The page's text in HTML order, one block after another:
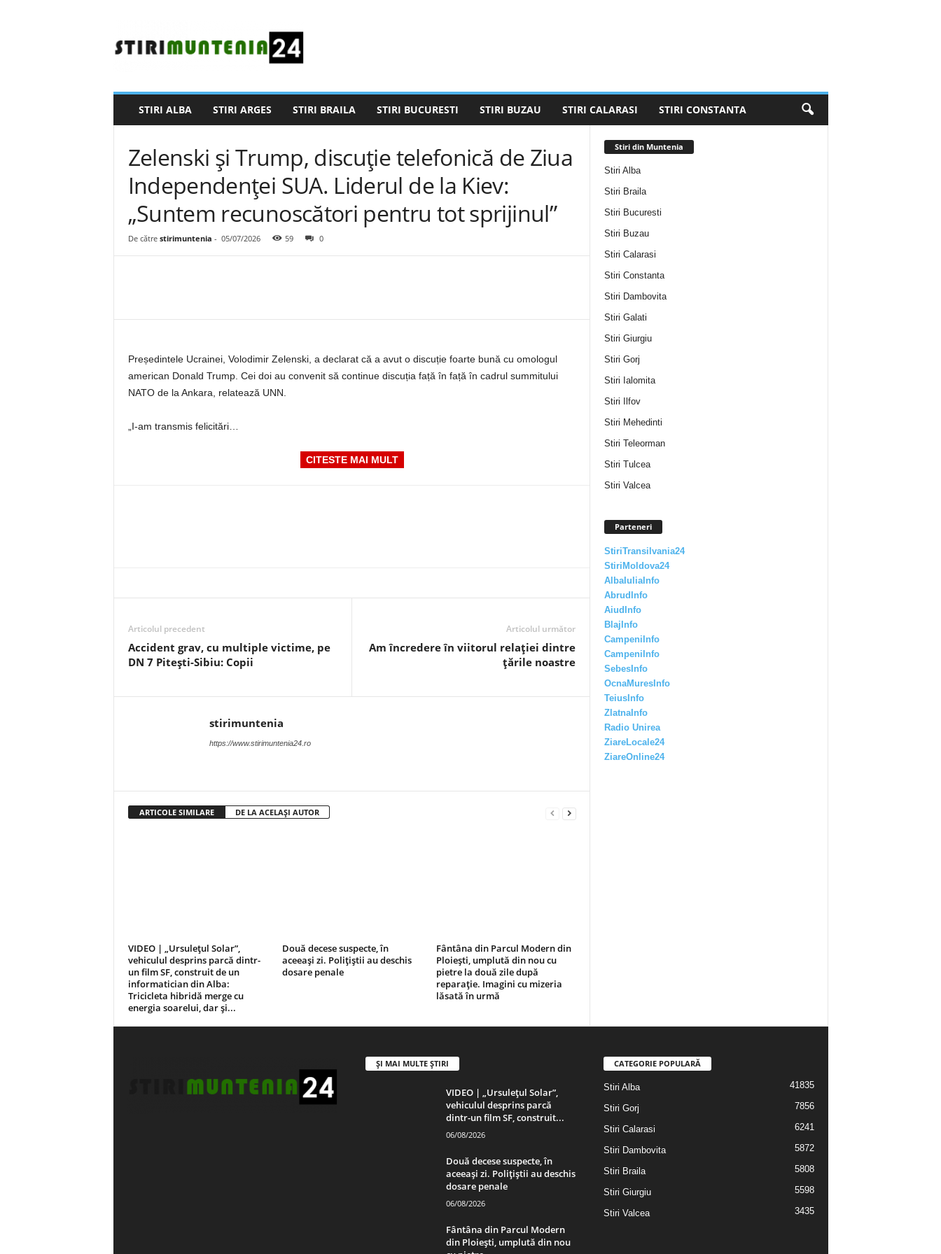
r
STIRI ALBA STIRI ARGES STIRI BRAILA STIRI BUCURESTI STIRI BUZAU STIRI CALARASI STIRI CONSTANTA
Zelenski și Trump, discuție telefonică de Ziua
Independenței SUA. Liderul de la Kiev:
„Suntem recunoscători pentru tot sprijinul”
De către stirimuntenia - 05/07/2026 59 0
Președintele Ucrainei, Volodimir Zelenski, a declarat că a avut o discuție foarte bună cu omologul
american Donald Trump. Cei doi au convenit să continue discuția față în față în cadrul summitului
NATO de la Ankara, relatează UNN.
„I-am transmis felicitări…
CITESTE MAI MULT
Articolul precedent
Accident grav, cu multiple victime, pe
DN 7 Pitești-Sibiu: Copii
Articolul următor
Am încredere în viitorul relației dintre
țările noastre
stirimuntenia
https://www.stirimuntenia24.ro
ARTICOLE SIMILARE DE LA ACELAȘI AUTOR
VIDEO | „Ursulețul Solar”,
vehiculul desprins parcă dintr-
un film SF, construit de un
informatician din Alba:
Tricicleta hibridă merge cu
energia soarelui, dar și...
Două decese suspecte, în
aceeași zi. Polițiștii au deschis
dosare penale
Fântâna din Parcul Modern din
Ploiești, umplută din nou cu
pietre la două zile după
reparație. Imagini cu mizeria
lăsată în urmă
Stiri din Muntenia
Stiri Alba
Stiri Braila
Stiri Bucuresti
Stiri Buzau
Stiri Calarasi
Stiri Constanta
Stiri Dambovita
Stiri Galati
Stiri Giurgiu
Stiri Gorj
Stiri Ialomita
Stiri Ilfov
Stiri Mehedinti
Stiri Teleorman
Stiri Tulcea
Stiri Valcea
Parteneri
StiriTransilvania24
StiriMoldova24
AlbaIuliaInfo
AbrudInfo
AiudInfo
BlajInfo
CampeniInfo
CampeniInfo
SebesInfo
OcnaMuresInfo
TeiusInfo
ZlatnaInfo
Radio Unirea
ZiareLocale24
ZiareOnline24
ȘI MAI MULTE ȘTIRI
VIDEO | „Ursulețul Solar”,
vehiculul desprins parcă
dintr-un film SF, construit...
06/08/2026
Două decese suspecte, în
aceeași zi. Polițiștii au deschis
dosare penale
06/08/2026
Fântâna din Parcul Modern
din Ploiești, umplută din nou
CATEGORIE POPULARĂ
Stiri Alba 41835
Stiri Gorj 7856
Stiri Calarasi 6241
Stiri Dambovita 5872
Stiri Braila 5808
Stiri Giurgiu 5598
Stiri Valcea 3435